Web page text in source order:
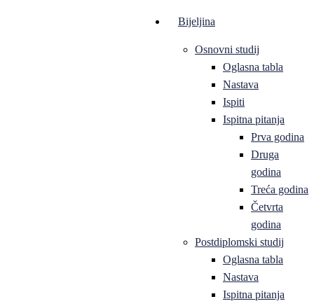
Bijeljina
Osnovni studij
Oglasna tabla
Nastava
Ispiti
Ispitna pitanja
Prva godina
Druga
godina
Treća godina
Četvrta
godina
Postdiplomski studij
Oglasna tabla
Nastava
Ispitna pitanja